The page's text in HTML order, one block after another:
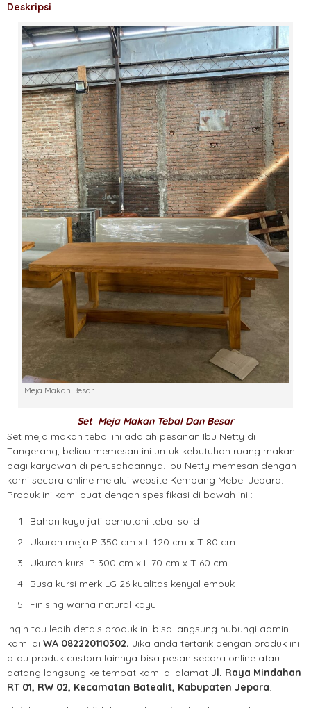
Deskripsi
Meja Makan Besar
Set Meja Makan Tebal Dan Besar
Set meja makan tebal ini adalah pesanan Ibu Netty di
Tangerang, beliau memesan ini untuk kebutuhan ruang makan
bagi karyawan di perusahaannya. Ibu Netty memesan dengan
kami secara online melalui website Kembang Mebel Jepara.
Produk ini kami buat dengan spesifikasi di bawah ini :
Bahan kayu jati perhutani tebal solid
Ukuran meja P 350 cm x L 120 cm x T 80 cm
Ukuran kursi P 300 cm x L 70 cm x T 60 cm
Busa kursi merk LG 26 kualitas kenyal empuk
Finising warna natural kayu
Ingin tau lebih detais produk ini bisa langsung hubungi admin
kami di WA 082220110302. Jika anda tertarik dengan produk ini
atau produk custom lainnya bisa pesan secara online atau
datang langsung ke tempat kami di alamat Jl. Raya Mindahan
RT 01, RW 02, Kecamatan Batealit, Kabupaten Jepara.